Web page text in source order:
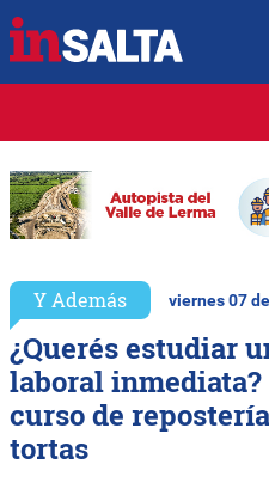
Y Además viernes 07
¿Querés estudiar
laboral
curso de
tortas